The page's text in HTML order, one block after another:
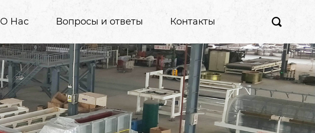
О Нас Вопросы и ответы Контакты 